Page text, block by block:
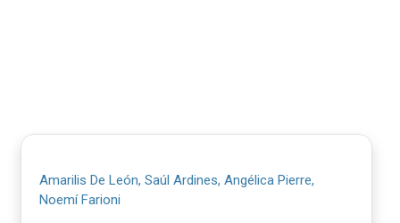
Amarilis De León, Saúl Ardines, Angélica Pierre,
Noemí Farioni